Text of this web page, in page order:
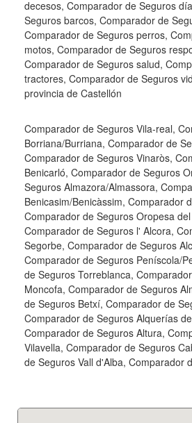
decesos, Comparador de Seguros
Seguros barcos, Comparador de
Comparador de Seguros perros,
motos, Comparador de Seguros
Comparador de Seguros salud,
tractores, Comparador de Seguros
provincia de Castellón
Comparador de Seguros Vila-real,
Borriana/Burriana, Comparador de
Comparador de Seguros Vinaròs,
Benicarló, Comparador de Seguros
Seguros Almazora/Almassora,
Benicasim/Benicàssim, Comparador
Comparador de Seguros Oropesa
Comparador de Seguros l' Alcora,
Segorbe, Comparador de Seguros
Comparador de Seguros Peníscola/
de Seguros Torreblanca,
Moncofa, Comparador de Seguros
de Seguros Betxí, Comparador de
Comparador de Seguros Alquerías
Comparador de Seguros Altura,
Vilavella, Comparador de Seguros
de Seguros Vall d'Alba, Comparador